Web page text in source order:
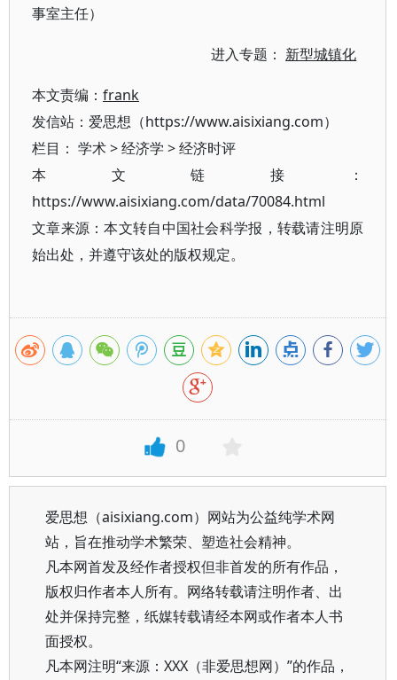
事室主任）
进入专题： 新型城镇化
本文责编： frank
发信站：爱思想（https://www.aisixiang.com）
栏目： 学术>经济学 >经济时评
本文链接：
https://www.aisixiang.com/data/70084.html
文章来源：本文转自中国社会科学报，转载请注明原
始出处，并遵守该处的版权规定。
0
爱思想（aisixiang.com）网站为公益纯学术网
站，旨在推动学术繁荣、塑造社会精神。
凡本网首发及经作者授权但非首发的所有作品，
版权归作者本人所有。网络转载请注明作者、出
处并保持完整，纸媒转载请经本网或作者本人书
面授权。
凡本网注明“来源：XXX（非爱思想网）”的作品，